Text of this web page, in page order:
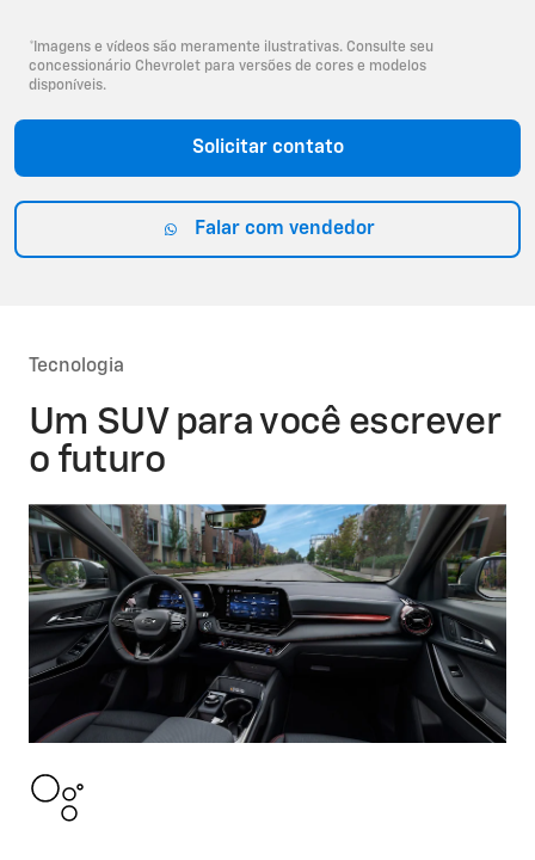
*Imagens e vídeos são meramente ilustrativas. Consulte seu
concessionário Chevrolet para versões de cores e modelos
disponíveis.
Solicitar contato
Falar com vendedor
Tecnologia
Um SUV para você escrever
o futuro